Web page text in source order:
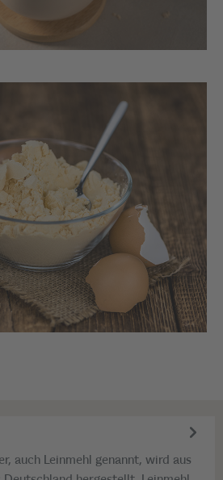
auch Leinmehl genannt, wird aus